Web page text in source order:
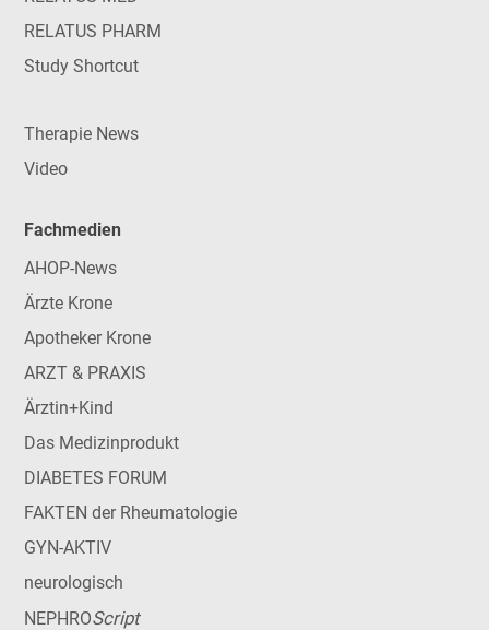
RELATUS PHARM
Study Shortcut
Therapie News
Video
Fachmedien
AHOP-News
Ärzte Krone
Apotheker Krone
ARZT & PRAXIS
Ärztin+Kind
Das Medizinprodukt
DIABETES FORUM
FAKTEN der Rheumatologie
GYN-AKTIV
neurologisch
NEPHROScript